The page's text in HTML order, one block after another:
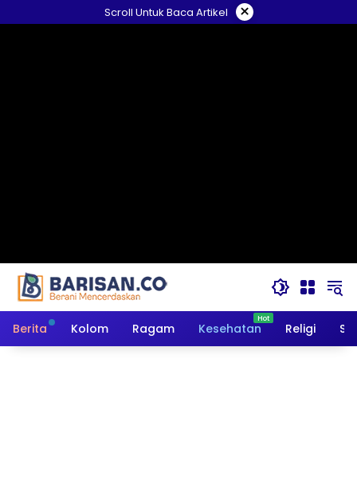
ke
Scroll Untuk Baca Artikel ×
Berita Kolom Ragam Kesehatan Religi